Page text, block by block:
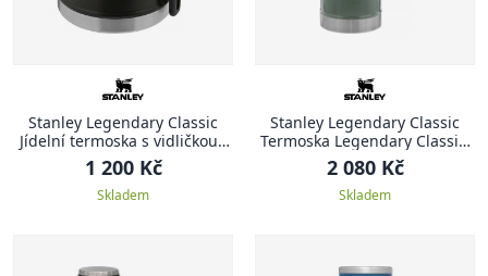
Stanley Legendary Classic
Jídelní termoska s vidličkou ,
400 ml, Matte Black
1 200 Kč
Skladem
Stanley Legendary Classic
Termoska Legendary Classic,
2.3 l, Hammertone Green
2 080 Kč
Skladem